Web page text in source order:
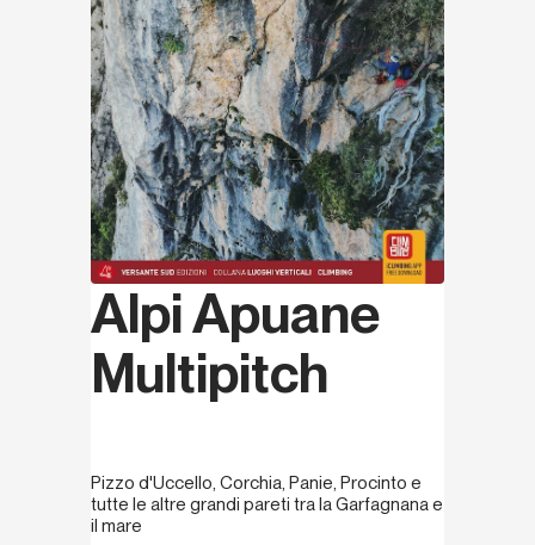
Alpi Apuane
Multipitch
Pizzo d'Uccello, Corchia, Panie, Procinto e
tutte le altre grandi pareti tra la Garfagnana e
il mare